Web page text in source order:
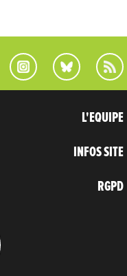
L'EQUIPE
INFOS SITE
RGPD